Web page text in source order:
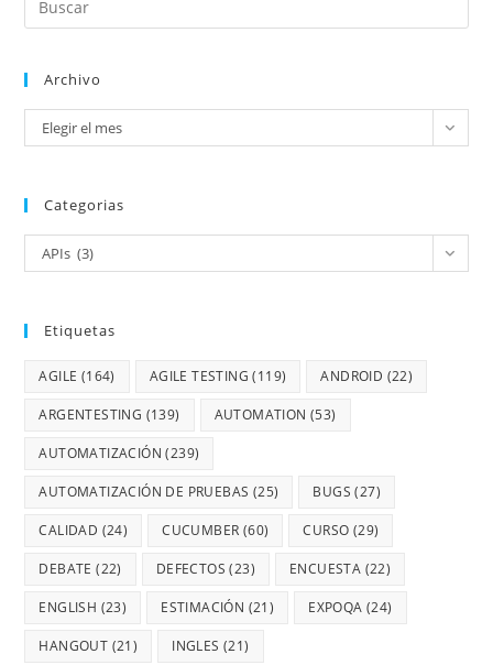
Archivo
Elegir el mes
Categorias
APIs (3)
Etiquetas
AGILE (164) AGILE TESTING (119) ANDROID (22)
ARGENTESTING (139) AUTOMATION (53)
AUTOMATIZACIÓN (239)
AUTOMATIZACIÓN DE PRUEBAS (25) BUGS (27)
CALIDAD (24) CUCUMBER (60) CURSO (29)
DEBATE (22) DEFECTOS (23) ENCUESTA (22)
ENGLISH (23) ESTIMACIÓN (21) EXPOQA (24)
HANGOUT (21) INGLES (21)